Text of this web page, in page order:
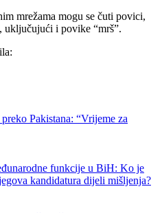
mrežama mogu se čuti povici,
uključujući i povike “mrš”.
Pakistana: “Vrijeme za
funkcije u BiH: Ko je
kandidatura dijeli mišljenja?